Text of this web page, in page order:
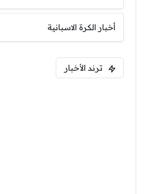
أخبار الكرة الاسبانية
ترند الأخبار